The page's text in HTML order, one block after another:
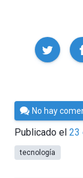
Compartir
Por
César
Tomé
No hay
Publicado el 23
tecnología